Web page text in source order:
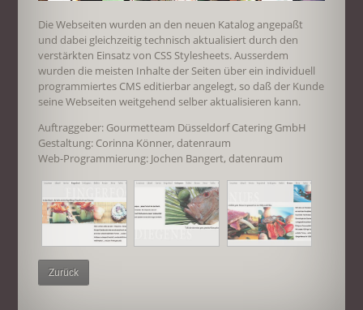
Die Webseiten wurden an den neuen Katalog angepaßt
und dabei gleichzeitig technisch aktualisiert durch den
verstärkten Einsatz von CSS Stylesheets. Ausserdem
wurden die meisten Inhalte der Seiten über ein individuell
programmiertes CMS editierbar angelegt, so daß der Kunde
seine Webseiten weitgehend selber aktualisieren kann.
Auftraggeber: Gourmetteam Düsseldorf Catering GmbH
Gestaltung: Corinna Könner, datenraum
Web-Programmierung: Jochen Bangert, datenraum
Zurück